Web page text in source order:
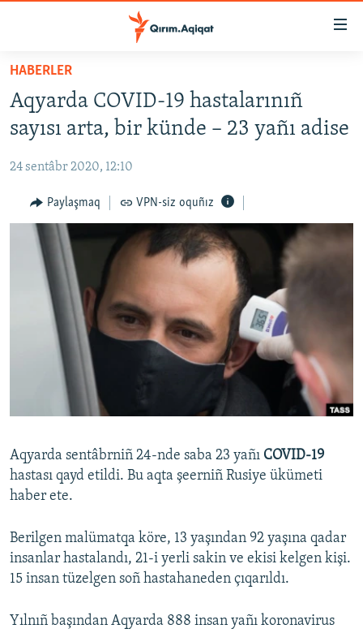
Esas
qaytmaq
Baş
navigatsiyağa
qaytmaq
qaytmaq
HABERLER
SİYASET
İQTİSADİYAT
CEMİYET
MEDENİYET
İNSAN AQLARI
VİDEO
SÜRET
BLOGLAR
Русский
Українською
QOŞULIÑIZ!
RFE/RS bütün saytları
HABERLER
Aqyarda COVID-19 hastalarınıñ
sayısı arta, bir künde – 23 yañı adise
24 sentâbr 2020, 12:10
Paylaşmaq VPN-siz oquñız
Aqyarda sentâbrniñ 24-nde saba 23 yañı COVID-19
hastası qayd etildi. Bu aqta şeerniñ Rusiye ükümeti
haber ete.
Berilgen malümatqa köre, 13 yaşından 92 yaşına qadar
insanlar hastalandı, 21-i yerli sakin ve ekisi kelgen kişi.
15 insan tüzelgen soñ hastahaneden çıqarıldı.
Yılnıñ başından Aqyarda 888 insan yañı koronavirus